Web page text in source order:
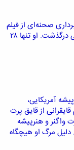
صحنه‌ای از فیلم
The Crow به‌ اشتباه بر اثر اصابت یک گلوله واقعی درگذشت. او تنها ۲۸
آمریکایی،
او در سال ۱۹۸۱ به هنگام قایقرانی از قایق پرت
واگنر و هنرپیشه
دلیل مرگ او هیچگاه